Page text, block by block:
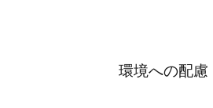
環境への配慮